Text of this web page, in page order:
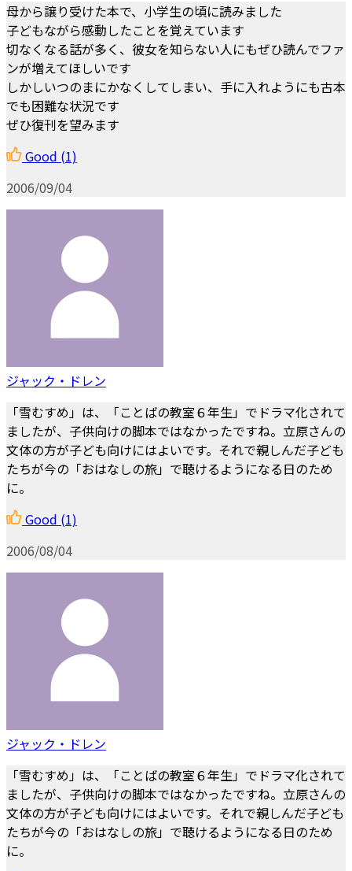
母から譲り受けた本で、小学生の頃に読みました
子どもながら感動したことを覚えています
切なくなる話が多く、彼女を知らない人にもぜひ読んでファ
ンが増えてほしいです
しかしいつのまにかなくしてしまい、手に入れようにも古本
でも困難な状況です
ぜひ復刊を望みます
Good (1)
2006/09/04
ジャック・ドレン
「雪むすめ」は、「ことばの教室６年生」でドラマ化されて
ましたが、子供向けの脚本ではなかったですね。立原さんの
文体の方が子ども向けにはよいです。それで親しんだ子ども
たちが今の「おはなしの旅」で聴けるようになる日のため
に。
Good (1)
2006/08/04
ジャック・ドレン
「雪むすめ」は、「ことばの教室６年生」でドラマ化されて
ましたが、子供向けの脚本ではなかったですね。立原さんの
文体の方が子ども向けにはよいです。それで親しんだ子ども
たちが今の「おはなしの旅」で聴けるようになる日のため
に。